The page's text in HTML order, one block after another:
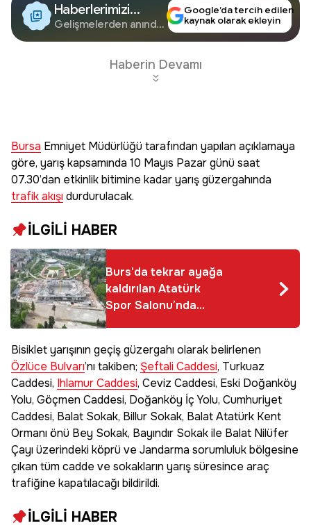
Haberlerimizi
Google'da Takip
Edin
Gelişmelerden anında
Google’da tercih edilen
kaynak olarak ekleyin
Haberin Devamı
Bursa Emniyet Müdürlüğü tarafından yapılan açıklamaya
göre, yarış kapsamında 10 Mayıs Pazar günü saat
07.30’dan etkinlik bitimine kadar yarış güzergahında
trafik akışıdurdurulacak.
İLGİLİ HABER
Burs'da tekrar ayağa
kaldırılan Atatürk
Spor Salonu’nda
inşaat tüm hızıyla
Bisiklet yarışının geçiş güzergahı olarak belirlenen
Özlüce Bulvarı’nı takiben; Şeftali Caddesi, Turkuaz
Caddesi, Ihlamur Caddesi, Ceviz Caddesi, Eski Doğanköy
Yolu, Göçmen Caddesi, Doğanköy İç Yolu, Cumhuriyet
Caddesi, Balat Sokak, Billur Sokak, Balat Atatürk Kent
Ormanı önü Bey Sokak, Bayındır Sokak ile Balat Nilüfer
Çayı üzerindeki köprü ve Jandarma sorumluluk bölgesine
çıkan tüm cadde ve sokakların yarış süresince araç
trafiğine kapatılacağı bildirildi.
İLGİLİ HABER